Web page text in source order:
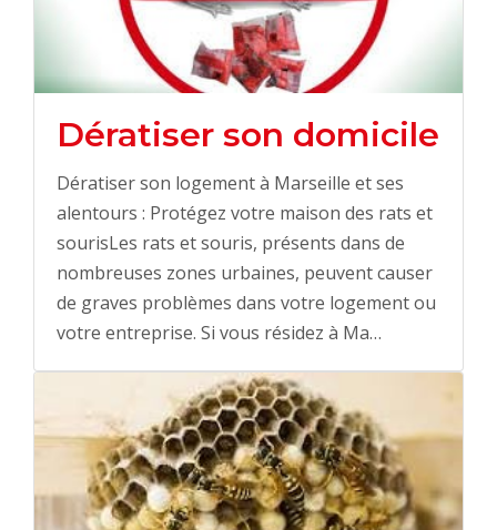
Dératiser son domicile
Dératiser son logement à Marseille et ses
alentours : Protégez votre maison des rats et
sourisLes rats et souris, présents dans de
nombreuses zones urbaines, peuvent causer
de graves problèmes dans votre logement ou
votre entreprise. Si vous résidez à Ma…